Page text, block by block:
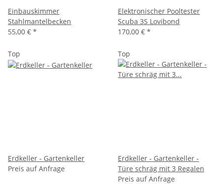
Einbauskimmer
Stahlmantelbecken
55,00 € *
Elektronischer Pooltester
Scuba 3S Lovibond
170,00 € *
Top
Erdkeller - Gartenkeller
Preis auf Anfrage
Top
Erdkeller - Gartenkeller -
Türe schräg mit 3 Regalen
Preis auf Anfrage